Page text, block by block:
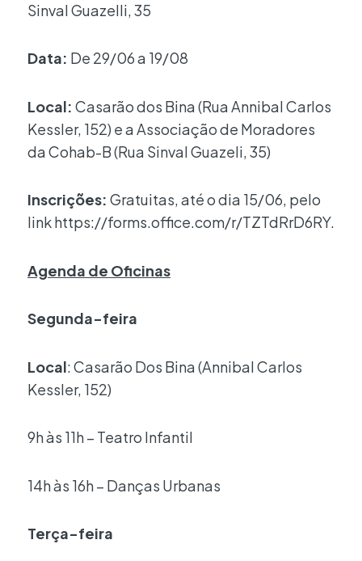
Sinval Guazelli, 35
Data: De 29/06 a 19/08
Local: Casarão dos Bina (Rua Annibal Carlos
Kessler, 152) e a Associação de Moradores
da Cohab-B (Rua Sinval Guazeli, 35)
Inscrições: Gratuitas, até o dia 15/06, pelo
link https://forms.office.com/r/TZTdRrD6RY.
Agenda de Oficinas
Segunda-feira
Local: Casarão Dos Bina (Annibal Carlos
Kessler, 152)
9h às 11h – Teatro Infantil
14h às 16h – Danças Urbanas
Terça-feira